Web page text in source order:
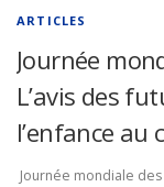
ARTICLES
Journée
L’avis des
l’enfance
Journée mondiale